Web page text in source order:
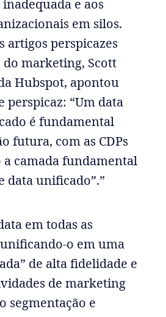
e aos
em silos.
artigos perspicazes
marketing, Scott
Hubspot, apontou
perspicaz: “Um data
é fundamental
futura, com as CDPs
camada fundamental
data unificado”.”
em todas as
o em uma
de alta fidelidade e
de marketing
segmentação e